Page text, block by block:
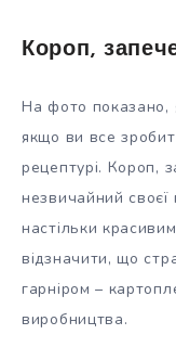
Короп,
На фото показано,
якщо ви все
рецептурі. Короп,
незвичайний
настільки
відзначити, що
гарніром –
виробництва.